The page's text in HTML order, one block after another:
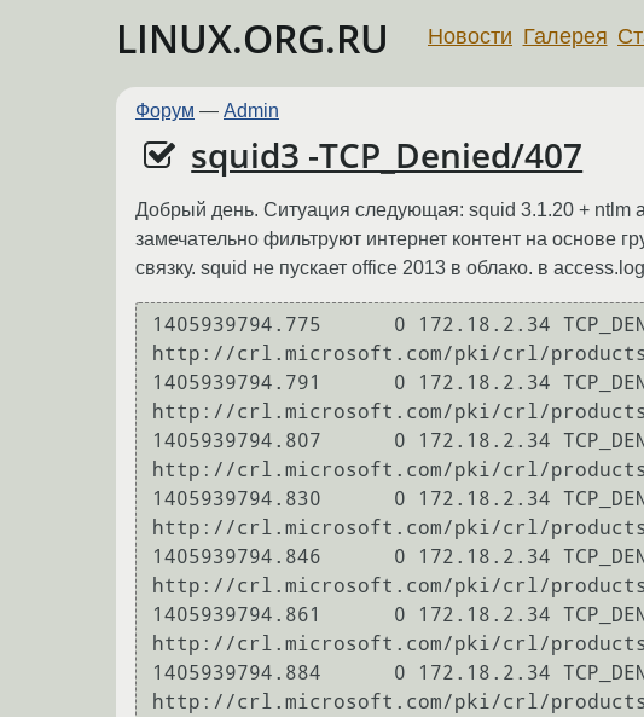
LINUX.ORG.RU Новости Галерея
Форум — Admin
squid3 -TCP_Denied/407
Добрый день. Ситуация следующая: squid 3.1.20 + ntlm
замечательно фильтруют интернет контент на основе
связку. squid не пускает office 2013 в облако. в
1405939794.775      0 172.18.2.34
http://crl.microsoft.com/pki/crl/
1405939794.791      0 172.18.2.34
http://crl.microsoft.com/pki/crl/
1405939794.807      0 172.18.2.34
http://crl.microsoft.com/pki/crl/
1405939794.830      0 172.18.2.34
http://crl.microsoft.com/pki/crl/products/
1405939794.846      0 172.18.2.34
http://crl.microsoft.com/pki/crl/products/
1405939794.861      0 172.18.2.34
http://crl.microsoft.com/pki/crl/products/
1405939794.884      0 172.18.2.34
http://crl.microsoft.com/pki/crl/products/